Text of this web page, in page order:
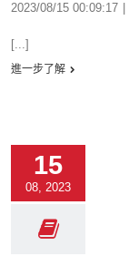
2023/08/15 00:09:17
[...]
進一步了解
15
08, 2023